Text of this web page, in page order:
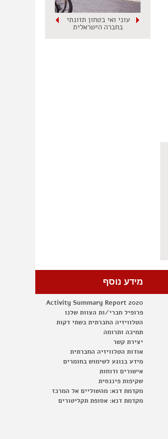
עוני ואי בטחון תזונתי
בחברה הישראלית
מידע נוסף
Activity Summary Report 2020
פרופיל חברי/ות הצוות שלנו
הטלוויזיה החברתית בשתי דקות
תמיכה ותרומה
יצירת קשר
אודות הטלוויזיה החברתית
מידע בנוגע לשימוש בחומרים
אישורים ודוחות
שקיפות פיננסית
מקדמת דנא: מהשוליים אל המרכז
מקדמת דנא: אסופת תקליטורים